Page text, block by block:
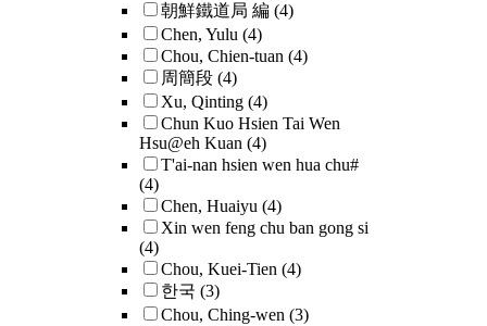
朝鮮鐵道局 編 (4)
Chen, Yulu (4)
Chou, Chien-tuan (4)
周簡段 (4)
Xu, Qinting (4)
Chun Kuo Hsien Tai Wen
Hsu@eh Kuan (4)
T'ai-nan hsien wen hua chu#
(4)
Chen, Huaiyu (4)
Xin wen feng chu ban gong si
(4)
Chou, Kuei-Tien (4)
한국 (3)
Chou, Ching-wen (3)